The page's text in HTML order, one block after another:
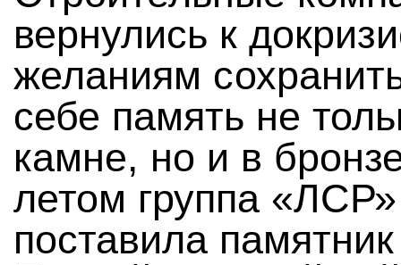
вернулись к
желаниям
себе память не
камне, но и в
летом группа «ЛСР»
поставила памятник